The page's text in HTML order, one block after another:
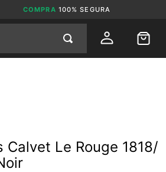
COMPRA 100% SEGURA
Le Rouge 1818/